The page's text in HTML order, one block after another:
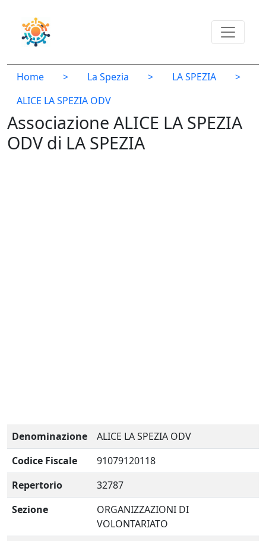
Home > La Spezia > LA SPEZIA
>
ALICE LA SPEZIA ODV
Associazione ALICE LA SPEZIA
ODV di LA SPEZIA
Denominazione
ALICE LA SPEZIA ODV
Codice Fiscale
91079120118
Repertorio
32787
Sezione
ORGANIZZAZIONI DI
VOLONTARIATO